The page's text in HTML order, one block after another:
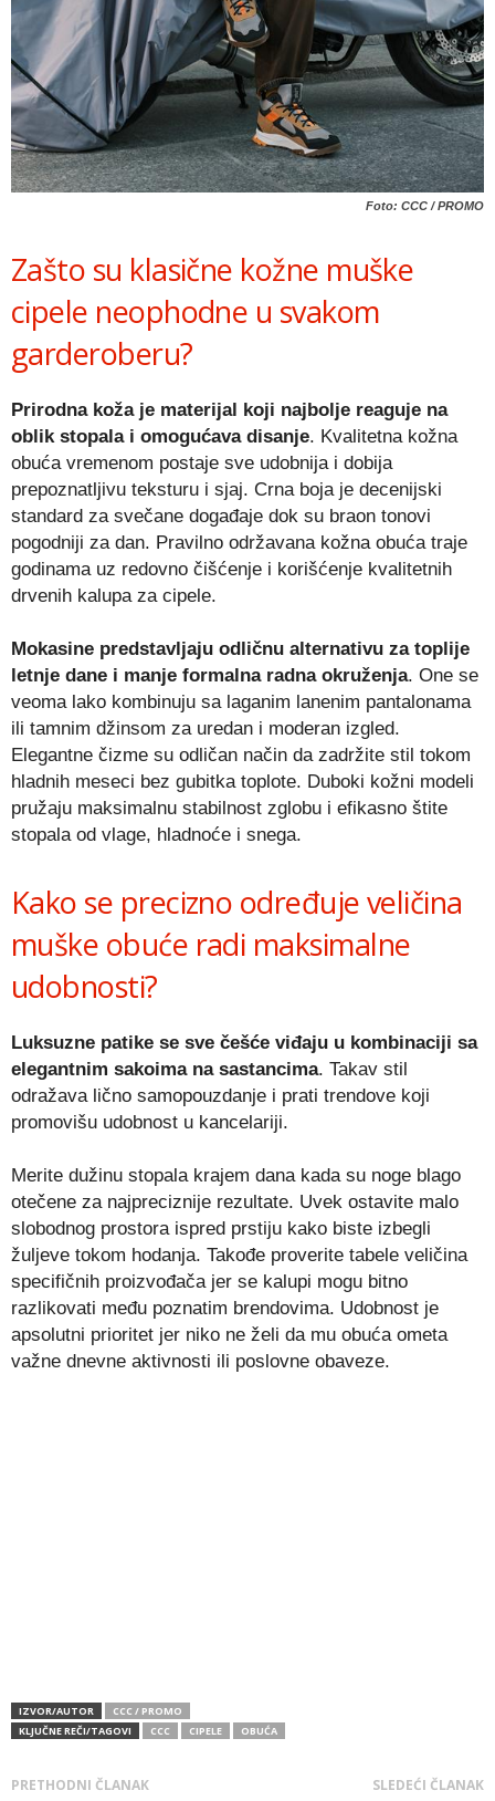
Foto: CCC / PROMO
Zašto su klasične kožne muške
cipele neophodne u svakom
garderoberu?
Prirodna koža je materijal koji najbolje reaguje na
oblik stopala i omogućava disanje. Kvalitetna kožna
obuća vremenom postaje sve udobnija i dobija
prepoznatljivu teksturu i sjaj. Crna boja je decenijski
standard za svečane događaje dok su braon tonovi
pogodniji za dan. Pravilno održavana kožna obuća traje
godinama uz redovno čišćenje i korišćenje kvalitetnih
drvenih kalupa za cipele.
Mokasine predstavljaju odličnu alternativu za toplije
letnje dane i manje formalna radna okruženja. One se
veoma lako kombinuju sa laganim lanenim pantalonama
ili tamnim džinsom za uredan i moderan izgled.
Elegantne čizme su odličan način da zadržite stil tokom
hladnih meseci bez gubitka toplote. Duboki kožni modeli
pružaju maksimalnu stabilnost zglobu i efikasno štite
stopala od vlage, hladnoće i snega.
Kako se precizno određuje veličina
muške obuće radi maksimalne
udobnosti?
Luksuzne patike se sve češće viđaju u kombinaciji sa
elegantnim sakoima na sastancima. Takav stil
odražava lično samopouzdanje i prati trendove koji
promovišu udobnost u kancelariji.
Merite dužinu stopala krajem dana kada su noge blago
otečene za najpreciznije rezultate. Uvek ostavite malo
slobodnog prostora ispred prstiju kako biste izbegli
žuljeve tokom hodanja. Takođe proverite tabele veličina
specifičnih proizvođača jer se kalupi mogu bitno
razlikovati među poznatim brendovima. Udobnost je
apsolutni prioritet jer niko ne želi da mu obuća ometa
važne dnevne aktivnosti ili poslovne obaveze.
IZVOR/AUTOR
CCC / PROMO
KLJUČNE REČI/TAGOVI
CCC CIPELE OBUĆA
PRETHODNI ČLANAK SLEDEĆI ČLANAK